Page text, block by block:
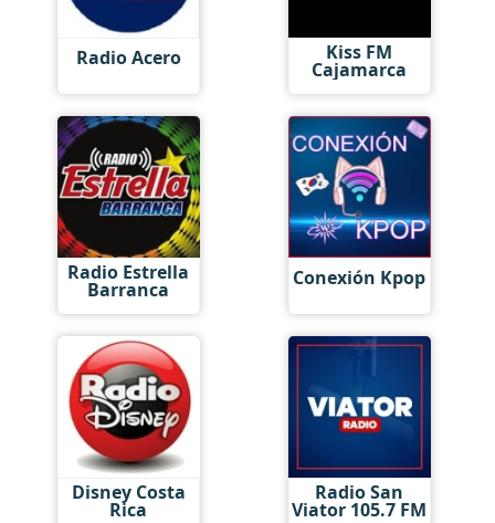
Radio Acero Kiss FM
Cajamarca
Radio Estrella
Barranca Conexión Kpop
Disney Costa
Rica
Radio San
Viator 105.7 FM